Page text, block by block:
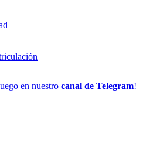
en nuestro canal de Telegram!